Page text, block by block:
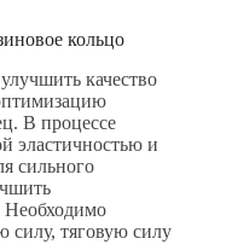
кольцо
качество
В процессе
эластичностью и
сильного
Необходимо
тяговую силу